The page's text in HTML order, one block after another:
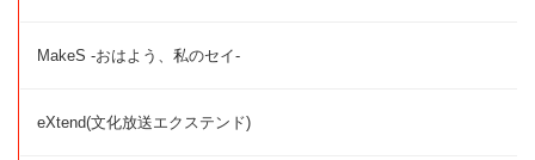
MakeS -おはよう、私のセイ-
eXtend(文化放送エクステンド)